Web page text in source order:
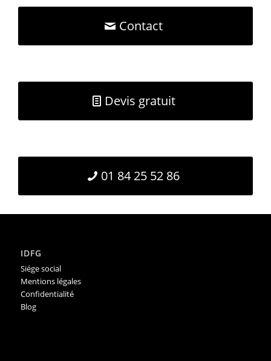
Contact
Devis gratuit
01 84 25 52 86
IDFG
Siége social
Mentions légales
Confidentialité
Blog